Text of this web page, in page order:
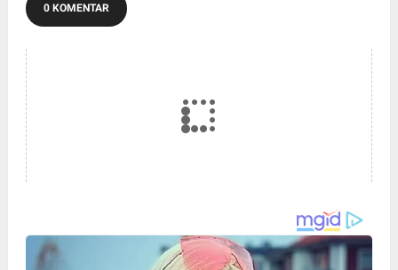
0 KOMENTAR